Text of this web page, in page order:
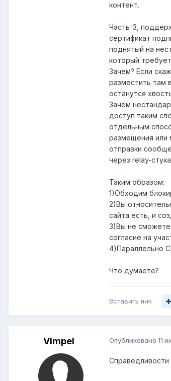
контент.
Часть-3,
сертификат
поднятый на
который
Зачем? Если
разместить там
останутся
Зачем
доступ таким
отдельным
размещения или
отправки
через relay-
Таким образом:
1)Обходим
2)Вы
сайта есть, и
3)Вы не сможете
согласие на
4)Параллельно
Что думаете?
Вставить ник
Vimpel Опубликовано 11
Справедливости